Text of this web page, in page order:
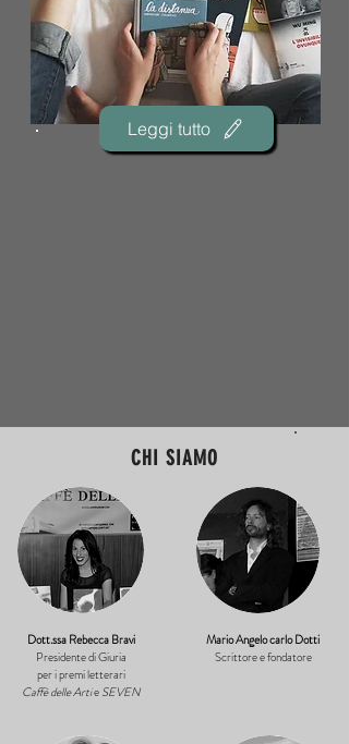
Leggi tutto
CHI SIAMO
Dott.ssa Rebecca Bravi
Presidente di Giuria
per i premi letterari
Caffè delle ArtieSEVEN
Mario Angelo carlo Dotti
Scrittore e fondatore